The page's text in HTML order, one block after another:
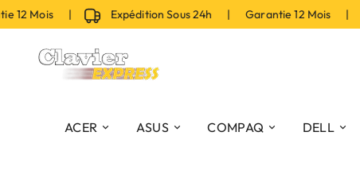
Mois | Expédition Sous 24h | Garantie 12 Mois |
ACER ASUS COMPAQ DELL